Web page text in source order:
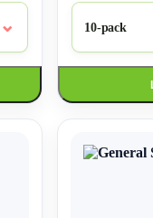
⌄ 10-pack